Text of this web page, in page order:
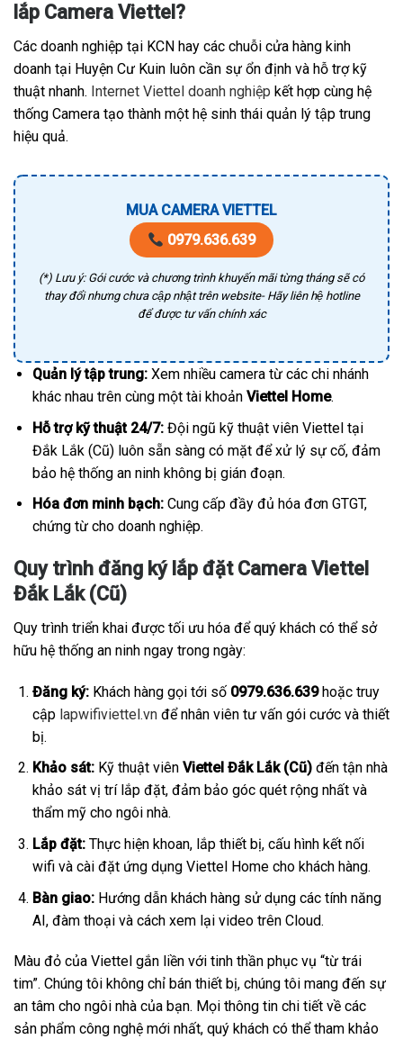
lắp Camera Viettel?
Các doanh nghiệp tại KCN hay các chuỗi cửa hàng kinh
doanh tại Huyện Cư Kuin luôn cần sự ổn định và hỗ trợ kỹ
thuật nhanh. Internet Viettel doanh nghiệp kết hợp cùng hệ
thống Camera tạo thành một hệ sinh thái quản lý tập trung
hiệu quả.
MUA CAMERA VIETTEL
0979.636.639
(*) Lưu ý: Gói cước và chương trình khuyến mãi từng tháng sẽ có
thay đổi nhưng chưa cập nhật trên website- Hãy liên hệ hotline
để được tư vấn chính xác
Quản lý tập trung:Xem nhiều camera từ các chi nhánh
khác nhau trên cùng một tài khoản Viettel Home.
Hỗ trợ kỹ thuật 24/7:Đội ngũ kỹ thuật viên Viettel tại
Đắk Lắk (Cũ) luôn sẵn sàng có mặt để xử lý sự cố, đảm
bảo hệ thống an ninh không bị gián đoạn.
Hóa đơn minh bạch:Cung cấp đầy đủ hóa đơn GTGT,
chứng từ cho doanh nghiệp.
Quy trình đăng ký lắp đặt Camera Viettel
Đắk Lắk (Cũ)
Quy trình triển khai được tối ưu hóa để quý khách có thể sở
hữu hệ thống an ninh ngay trong ngày:
Đăng ký:Khách hàng gọi tới số 0979.636.639hoặc truy
cập lapwifiviettel.vnđể nhân viên tư vấn gói cước và thiết
bị.
Khảo sát:Kỹ thuật viên Viettel Đắk Lắk (Cũ)đến tận nhà
khảo sát vị trí lắp đặt, đảm bảo góc quét rộng nhất và
thẩm mỹ cho ngôi nhà.
Lắp đặt:Thực hiện khoan, lắp thiết bị, cấu hình kết nối
wifi và cài đặt ứng dụng Viettel Home cho khách hàng.
Bàn giao:Hướng dẫn khách hàng sử dụng các tính năng
AI, đàm thoại và cách xem lại video trên Cloud.
Màu đỏ của Viettel gắn liền với tinh thần phục vụ “từ trái
tim”. Chúng tôi không chỉ bán thiết bị, chúng tôi mang đến sự
an tâm cho ngôi nhà của bạn. Mọi thông tin chi tiết về các
sản phẩm công nghệ mới nhất, quý khách có thể tham khảo